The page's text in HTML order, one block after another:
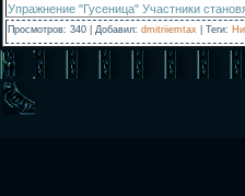
Упражнение "Гусеница" Участники
Просмотров: 340 Добавил: dmitriiemtax Теги: